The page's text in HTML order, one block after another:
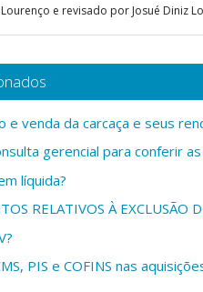
e revisado por Josué Diniz
e venda da carcaça e seus
gerencial para conferir
líquida?
RELATIVOS À EXCLUSÃO
PIS e COFINS nas